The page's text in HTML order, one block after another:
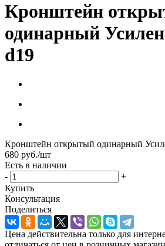
Кронштейн
одинарный
d19
Кронштейн открытый одинарный
680 руб./шт
Есть в наличии
-
+
Купить
Консультация
Поделиться
Цена действительна только для